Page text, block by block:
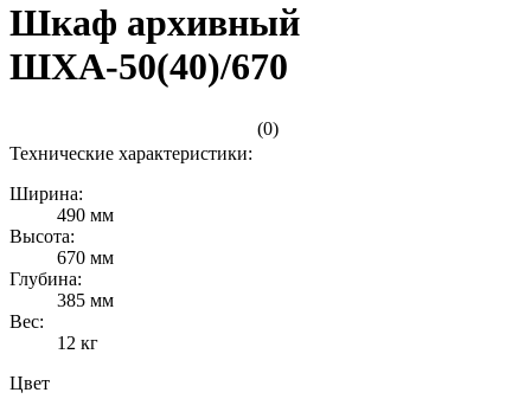
Шкаф архивный
ШХА-50(40)/670
(0)
Технические характеристики:
Ширина:
490 мм
Высота:
670 мм
Глубина:
385 мм
Вес:
12 кг
Цвет